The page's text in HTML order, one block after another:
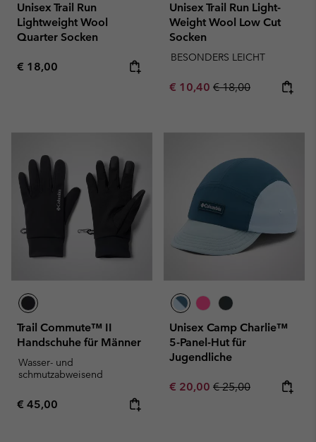
Unisex Trail Run
Lightweight Wool
Quarter Socken
Regular price:
€ 18,00
Unisex Trail Run Light-
Weight Wool Low Cut
Socken
BESONDERS LEICHT
Sale price:
€ 10,40 Regular price:
€ 18,00
Trail Commute™ II
Handschuhe für Männer
Wasser- und
schmutzabweisend
Regular price:
€ 45,00
Unisex Camp Charlie™
5-Panel-Hut für
Jugendliche
Sale price:
€ 20,00 Regular price:
€ 25,00